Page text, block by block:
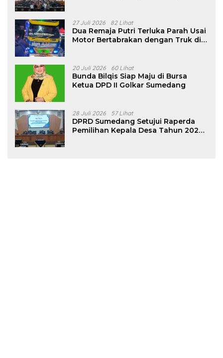
27 Juli 2026 82 Lihat
Dua Remaja Putri Terluka Parah Usai
Motor Bertabrakan dengan Truk di
20 Juli 2026 60 Lihat
Bunda Bilqis Siap Maju di Bursa
Ketua DPD II Golkar Sumedang
28 Juli 2026 57 Lihat
DPRD Sumedang Setujui Raperda
Pemilihan Kepala Desa Tahun 2026